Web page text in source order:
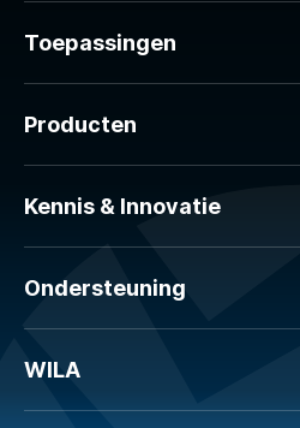
Toepassingen
Producten
Kennis & Innovatie
Ondersteuning
WILA